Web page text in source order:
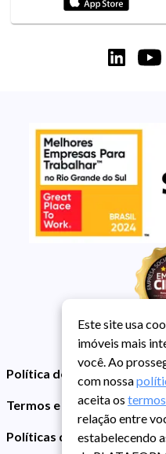
Política de Privacidade
Termos e Condições de
Políticas de Cookies
Este site usa
imóveis mais
você. Ao
com nossa
aceita os
relação entre
estabelecendo